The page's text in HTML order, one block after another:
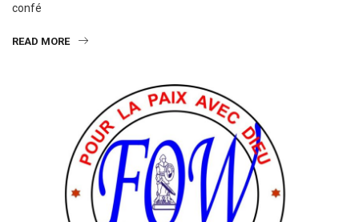
confé
READ MORE